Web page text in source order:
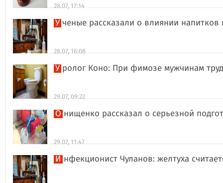
28.07, 17:14
Ученые рассказали о влиянии
28.07, 16:08
Уролог Коно: При фимозе мужчинам
29.07, 09:22
Онищенко рассказал о серьезной
29.07, 11:47
Инфекционист Чуланов: желтуха